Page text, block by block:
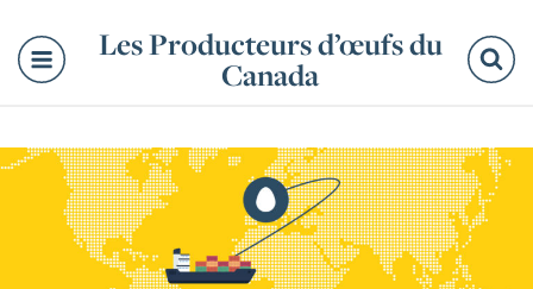
Les Producteurs d’œufs du
Canada